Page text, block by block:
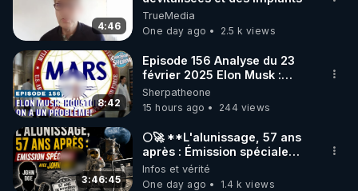
4:46
TrueMedia
One day ago
2.5 k views
8:42
Episode 156 Analyse du 23
février 2025 Elon Musk :
Houston , on a un problème !
Sherpatheone
15 hours ago
244 views
3:46:45
🌕🚀 **L'alunissage, 57 ans
après : Émission spéciale
avec John Doe !** 👨 🚀✨
Infos et vérité
One day ago
1.4 k views